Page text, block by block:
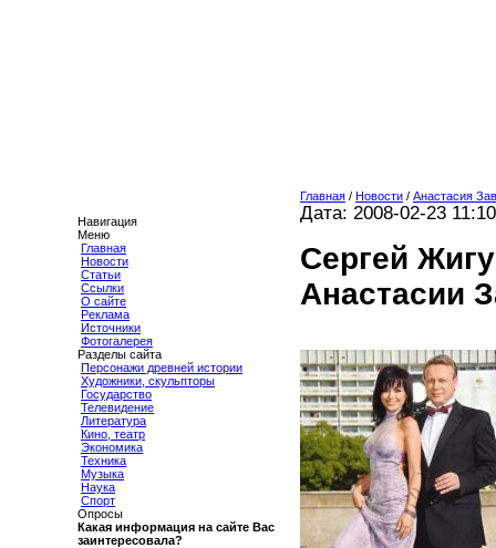
Навигация
Меню
Главная
Новости
Статьи
Ссылки
О сайте
Реклама
Источники
Фотогалерея
Разделы сайта
Персонажи древней истории
Художники, скульпторы
Государство
Телевидение
Литература
Кино, театр
Экономика
Техника
Музыка
Наука
Спорт
Опросы
Какая информация на сайте Вас
заинтересовала?
Главная / Новости / Анастасия
Дата: 2008-02-23 11:10
Сергей
Анастасии